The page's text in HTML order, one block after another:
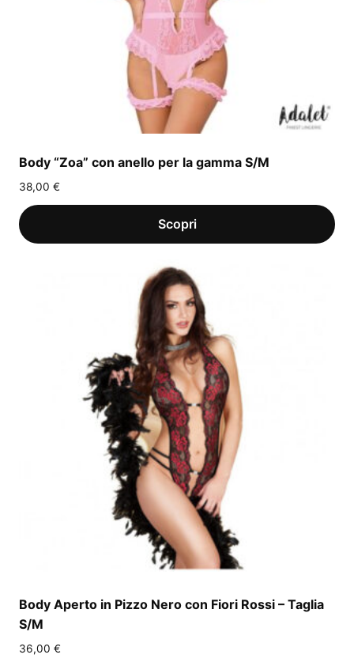
Body “Zoa” con anello per la gamma S/M
38,00 €
Body Aperto in Pizzo Nero con Fiori Rossi – Taglia
S/M
36,00 €